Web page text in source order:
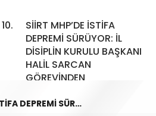
SİİRT MHP’DE İSTİFA
DEPREMİ SÜRÜYOR: İL
DİSİPLİN KURULU BAŞKANI
HALİL SARCAN
GÖREVİNDEN
SİİRT MHP’DE İSTİFA DEPREMİ SÜRÜYOR: YAVUZ ÖZTANIK GÖREVLERİNDEN AYRILDI